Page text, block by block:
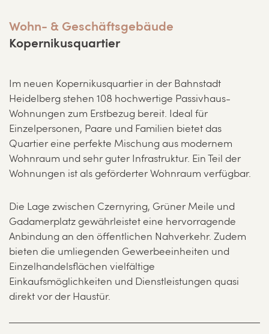
Wohn- & Geschäftsgebäude
Kopernikusquartier
Im neuen Kopernikusquartier in der Bahnstadt
Heidelberg stehen 108 hochwertige Passivhaus-
Wohnungen zum Erstbezug bereit. Ideal für
Einzelpersonen, Paare und Familien bietet das
Quartier eine perfekte Mischung aus modernem
Wohnraum und sehr guter Infrastruktur. Ein Teil der
Wohnungen ist als geförderter Wohnraum verfügbar.
Die Lage zwischen Czernyring, Grüner Meile und
Gadamerplatz gewährleistet eine hervorragende
Anbindung an den öffentlichen Nahverkehr. Zudem
bieten die umliegenden Gewerbeeinheiten und
Einzelhandelsflächen vielfältige
Einkaufsmöglichkeiten und Dienstleistungen quasi
direkt vor der Haustür.